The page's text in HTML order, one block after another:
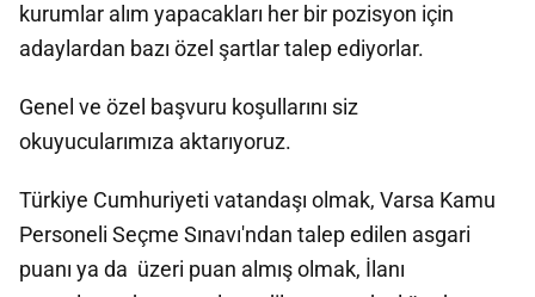
kurumlar alım yapacakları her bir pozisyon için
adaylardan bazı özel şartlar talep ediyorlar.
Genel ve özel başvuru koşullarını siz
okuyucularımıza aktarıyoruz.
Türkiye Cumhuriyeti vatandaşı olmak, Varsa Kamu
Personeli Seçme Sınavı'ndan talep edilen asgari
puanı ya da üzeri puan almış olmak, İlanı